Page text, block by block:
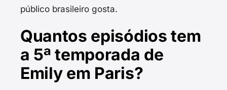
público brasileiro gosta.
Quantos episódios tem
a 5ª temporada de
Emily em Paris?